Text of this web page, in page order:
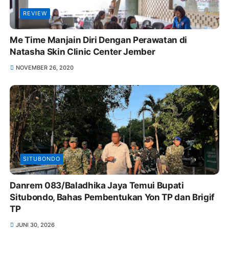
REVIEW
Me Time Manjain Diri Dengan Perawatan di
Natasha Skin Clinic Center Jember
NOVEMBER 26, 2020
SITUBONDO
Danrem 083/Baladhika Jaya Temui Bupati
Situbondo, Bahas Pembentukan Yon TP dan Brigif
TP
JUNI 30, 2026